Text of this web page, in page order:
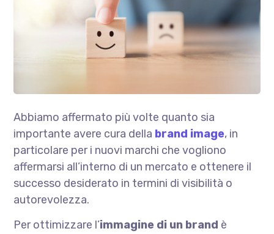
Abbiamo affermato più volte quanto sia
importante avere cura della brand image, in
particolare per i nuovi marchi che vogliono
affermarsi all’interno di un mercato e ottenere il
successo desiderato in termini di visibilità o
autorevolezza.
Per ottimizzare l’immagine di un brand è